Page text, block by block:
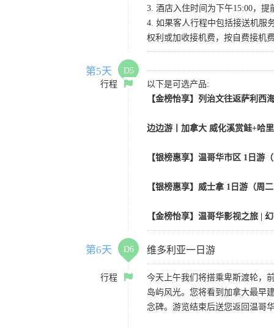
3. 酒店入住时间为下午15:00，
4. 如果客人行程中包括接送机服
权利或加收接机费，按自费接机
第5天
D5
行程
以下是可选产品:
【金榜怡享】列治文往返萨利西
边边游丨加拿大 威化溪赏鲑+哈
【银榜惠享】温哥华市区 1日游
【银榜惠享】威士拿 1日游（周
【金榜怡享】温哥华影视之旅 |
第6天 D6 维多利亚一日游
行程
今天上午我们将搭乘卑斯渡轮，
岛屿风光。您将看到加拿大最早
念碑。游览结束后送您返回温哥